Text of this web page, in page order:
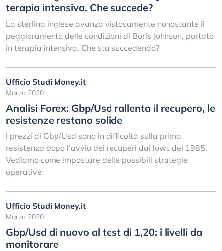
terapia intensiva. Che succede?
La sterlina inglese avanza vistosamente nonostante il
peggioramento delle condizioni di Boris Johnson, portato
in terapia intensiva. Che sta succedendo?
Ufficio Studi Money.it
Marzo 2020
Analisi Forex: Gbp/Usd rallenta il recupero, le
resistenze restano solide
I prezzi di Gbp/Usd sono in difficoltà sulla prima
resistenza dopo l’avvio dei recuperi dai lows del 1985.
Vediamo come impostare delle possibili strategie
operative
Ufficio Studi Money.it
Marzo 2020
Gbp/Usd di nuovo al test di 1,20: i livelli da
monitorare